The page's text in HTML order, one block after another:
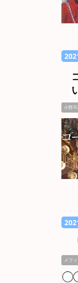
小野
メフ